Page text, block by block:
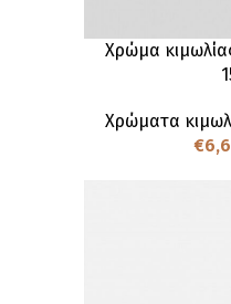
Χρώμα
Χρώματα
€